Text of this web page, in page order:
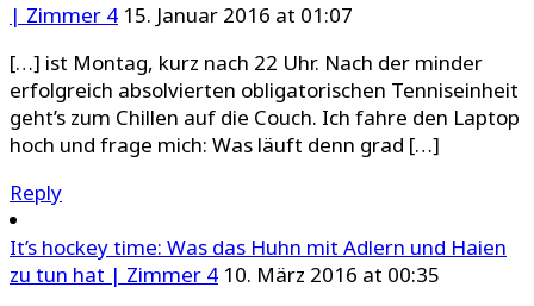
| Zimmer 4 15. Januar 2016 at 01:07
[…] ist Montag, kurz nach 22 Uhr. Nach der minder
erfolgreich absolvierten obligatorischen Tenniseinheit
geht’s zum Chillen auf die Couch. Ich fahre den Laptop
hoch und frage mich: Was läuft denn grad […]
Reply
It’s hockey time: Was das Huhn mit Adlern und Haien
zu tun hat | Zimmer 4 10. März 2016 at 00:35